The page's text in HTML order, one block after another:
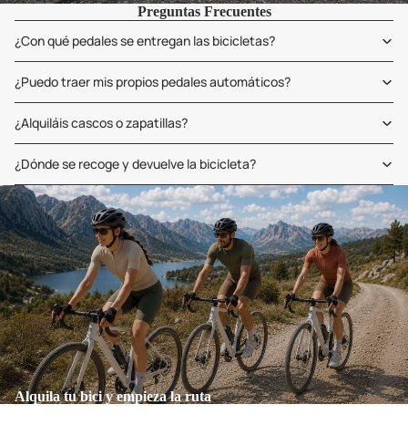
Preguntas Frecuentes
¿Con qué pedales se entregan las bicicletas?
¿Puedo traer mis propios pedales automáticos?
¿Alquiláis cascos o zapatillas?
¿Dónde se recoge y devuelve la bicicleta?
Alquila tu bici y empieza la ruta